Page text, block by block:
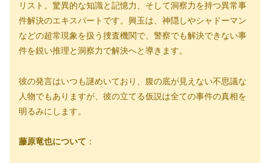
リスト。驚異的な知識と記憶力、そして洞察力を持つ異常事
件解決のエキスパートです。興玉は、神隠しやシャドーマン
などの超常現象を扱う捜査機関で、警察でも解決できない事
件を鋭い推理と洞察力で解決へと導きます。
彼の発言はいつも謎めいており、腹の底が見えない不思議な
人物でもありますが、彼の立てる仮説は全ての事件の真相を
明るみにします。
藤原竜也について ：